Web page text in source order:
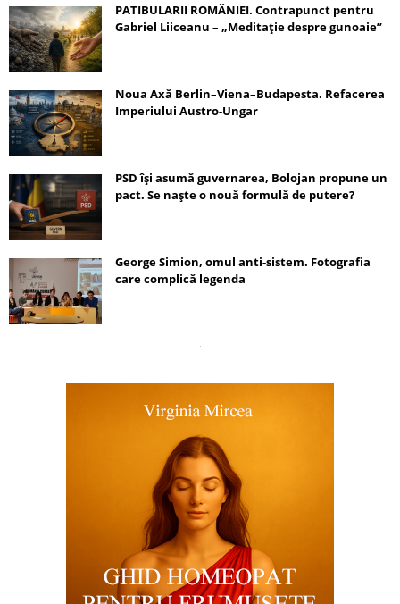
PATIBULARII ROMÂNIEI. Contrapunct pentru
Gabriel Liiceanu – „Meditație despre gunoaie”
Noua Axă Berlin–Viena–Budapesta. Refacerea
Imperiului Austro-Ungar
PSD își asumă guvernarea, Bolojan propune un
pact. Se naște o nouă formulă de putere?
George Simion, omul anti-sistem. Fotografia
care complică legenda